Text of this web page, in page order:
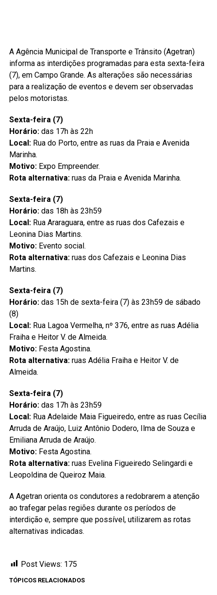
A Agência Municipal de Transporte e Trânsito (Agetran)
informa as interdições programadas para esta sexta-feira
(7), em Campo Grande. As alterações são necessárias
para a realização de eventos e devem ser observadas
pelos motoristas.
Sexta-feira (7)
Horário:das 17h às 22h
Local:Rua do Porto, entre as ruas da Praia e Avenida
Marinha.
Motivo:Expo Empreender.
Rota alternativa:ruas da Praia e Avenida Marinha.
Sexta-feira (7)
Horário:das 18h às 23h59
Local:Rua Araraguara, entre as ruas dos Cafezais e
Leonina Dias Martins.
Motivo:Evento social.
Rota alternativa:ruas dos Cafezais e Leonina Dias
Martins.
Sexta-feira (7)
Horário:das 15h de sexta-feira (7) às 23h59 de sábado
(8)
Local:Rua Lagoa Vermelha, nº 376, entre as ruas Adélia
Fraiha e Heitor V. de Almeida.
Motivo:Festa Agostina.
Rota alternativa:ruas Adélia Fraiha e Heitor V. de
Almeida.
Sexta-feira (7)
Horário:das 17h às 23h59
Local:Rua Adelaide Maia Figueiredo, entre as ruas Cecília
Arruda de Araújo, Luiz Antônio Dodero, Ilma de Souza e
Emiliana Arruda de Araújo.
Motivo:Festa Agostina.
Rota alternativa:ruas Evelina Figueiredo Selingardi e
Leopoldina de Queiroz Maia.
A Agetran orienta os condutores a redobrarem a atenção
ao trafegar pelas regiões durante os períodos de
interdição e, sempre que possível, utilizarem as rotas
alternativas indicadas.
Post Views: 175
TÓPICOS RELACIONADOS